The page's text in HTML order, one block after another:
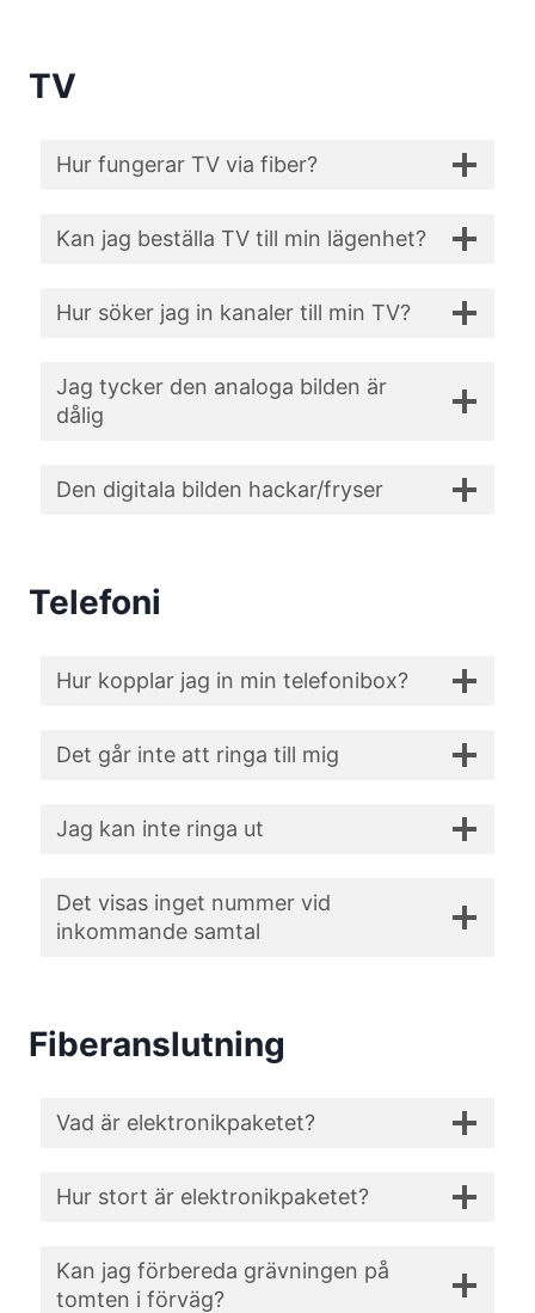
TV
Hur fungerar TV via fiber?
Kan jag beställa TV till min lägenhet?
Hur söker jag in kanaler till min TV?
Jag tycker den analoga bilden är
dålig
Den digitala bilden hackar/fryser
Telefoni
Hur kopplar jag in min telefonibox?
Det går inte att ringa till mig
Jag kan inte ringa ut
Det visas inget nummer vid
inkommande samtal
Fiberanslutning
Vad är elektronikpaketet?
Hur stort är elektronikpaketet?
Kan jag förbereda grävningen på
tomten i förväg?